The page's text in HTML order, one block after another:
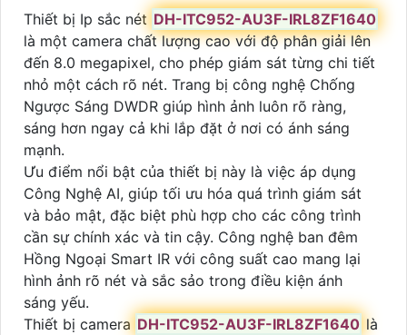
Thiết bị Ip sắc nét DH-ITC952-AU3F-IRL8ZF1640
là một camera chất lượng cao với độ phân giải lên
đến 8.0 megapixel, cho phép giám sát từng chi tiết
nhỏ một cách rõ nét. Trang bị công nghệ Chống
Ngược Sáng DWDR giúp hình ảnh luôn rõ ràng,
sáng hơn ngay cả khi lắp đặt ở nơi có ánh sáng
mạnh.
Ưu điểm nổi bật của thiết bị này là việc áp dụng
Công Nghệ AI, giúp tối ưu hóa quá trình giám sát
và bảo mật, đặc biệt phù hợp cho các công trình
cần sự chính xác và tin cậy. Công nghệ ban đêm
Hồng Ngoại Smart IR với công suất cao mang lại
hình ảnh rõ nét và sắc sảo trong điều kiện ánh
sáng yếu.
Thiết bị camera DH-ITC952-AU3F-IRL8ZF1640 là